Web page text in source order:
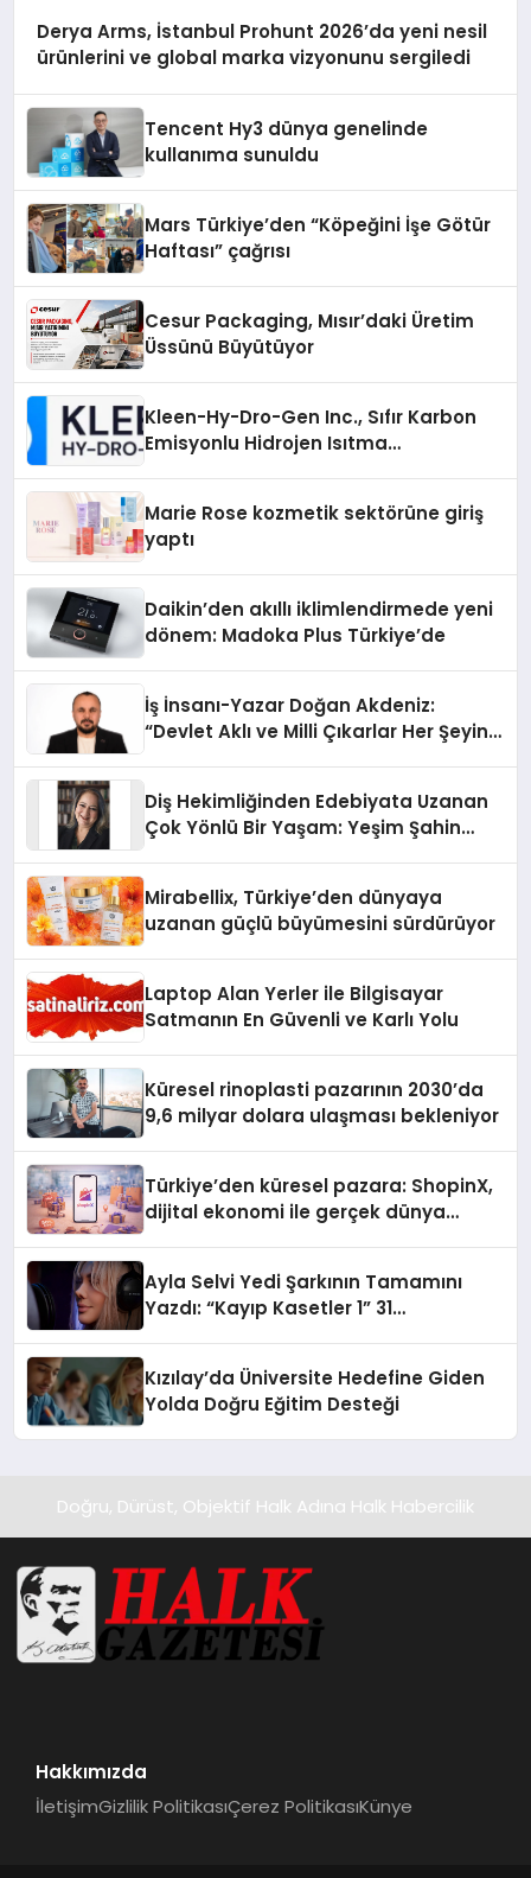
Derya Arms, İstanbul Prohunt 2026’da yeni nesil
ürünlerini ve global marka vizyonunu sergiledi
Tencent Hy3 dünya genelinde
kullanıma sunuldu
Mars Türkiye’den “Köpeğini İşe Götür
Haftası” çağrısı
Cesur Packaging, Mısır’daki Üretim
Üssünü Büyütüyor
Kleen-Hy-Dro-Gen Inc., Sıfır Karbon
Emisyonlu Hidrojen Isıtma
Marie Rose kozmetik sektörüne giriş
yaptı
Daikin’den akıllı iklimlendirmede yeni
dönem: Madoka Plus Türkiye’de
İş İnsanı-Yazar Doğan Akdeniz:
“Devlet Aklı ve Milli Çıkarlar Her Şeyin
Diş Hekimliğinden Edebiyata Uzanan
Çok Yönlü Bir Yaşam: Yeşim Şahin
Mirabellix, Türkiye’den dünyaya
uzanan güçlü büyümesini sürdürüyor
Laptop Alan Yerler ile Bilgisayar
Satmanın En Güvenli ve Karlı Yolu
Küresel rinoplasti pazarının 2030’da
9,6 milyar dolara ulaşması bekleniyor
Türkiye’den küresel pazara: ShopinX,
dijital ekonomi ile gerçek dünya
Ayla Selvi Yedi Şarkının Tamamını
Yazdı: “Kayıp Kasetler 1” 31
Kızılay’da Üniversite Hedefine Giden
Yolda Doğru Eğitim Desteği
Doğru, Dürüst, Objektif Halk Adına Halk Habercilik
Hakkımızda
İletişimGizlilik PolitikasıÇerez PolitikasıKünye